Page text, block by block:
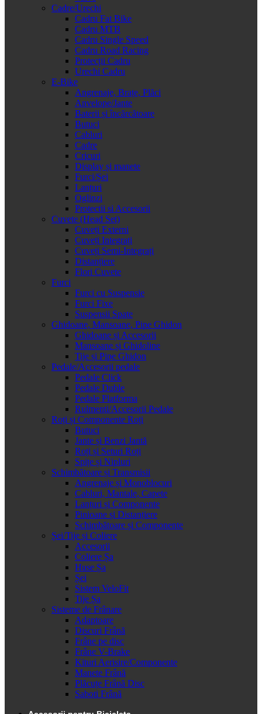
Cadre/Urechi
Cadru Fat Bike
Cadru MTB
Cadru Single Speed
Cadru Road Racing
Protecții Cadru
Urechi Cadru
E-Bike
Angrenaje, Brațe, Plăci
Anvelope/Jante
Baterii și încărcătoare
Butuci
Cabluri
Cadre
Cricuri
Display și manete
Furci/Șei
Lanțuri
Oglinzi
Protectii si Accesorii
Cuvete (Head Set)
Cuveți Externi
Cuveți Integrați
Cuveți Semi-Integrați
Distanțiere
Flori Cuvete
Furci
Furci cu Suspensie
Furci Fixe
Suspensii Spate
Ghidoane, Mansoane, Pipe Ghidon
Ghidoane și Accesorii
Mansoane și Ghidoline
Tije și Pipe Ghidon
Pedale/Accesorii pedale
Pedale Click
Pedale Duble
Pedale Platforma
Rulmenti/Accesorii Pedale
Roți și Componente Roți
Butuci
Jante și Benzi Jantă
Roți și Seturi Roți
Spițe și Nipluri
Schimbătoare și Transmisii
Angrenaje și Monoblocuri
Cabluri, Mantale, Capete
Lanțuri și Componente
Pinioane și Distanțiere
Schimbătoare și Componente
Șei/Tije și Coliere
Accesorii
Coliere Șa
Huse Șa
Șei
Sistem VeloFit
Tije Șa
Sisteme de Frânare
Adaptoare
Discuri Frână
Frâne pe disc
Frâne V-Brake
Kituri Aerisire/Componente
Manete Frână
Plăcuțe Frână Disc
Saboti Frână